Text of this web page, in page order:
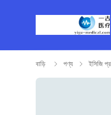
বাড়ি পণ্য ইসিজি